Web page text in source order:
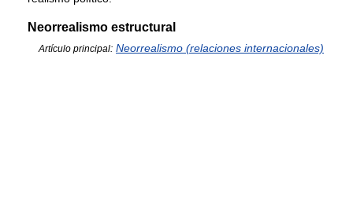
Neorrealismo estructural
Artículo principal: Neorrealismo (relaciones internacionales)